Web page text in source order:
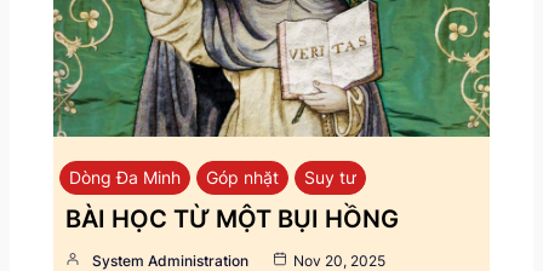
Dòng Đa Minh Góp nhặt Suy tư
BÀI HỌC TỪ MỘT BỤI HỒNG
System Administration
Nov 20, 2025